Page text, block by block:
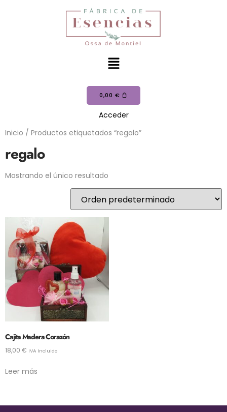
0,00 €
Acceder
Inicio / Productos etiquetados “regalo”
regalo
Mostrando el único resultado
Cajita Madera Corazón
18,00 € IVA Incluido
Leer más